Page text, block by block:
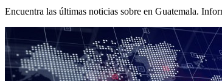
Encuentra las últimas noticias sobre en Guatemala.